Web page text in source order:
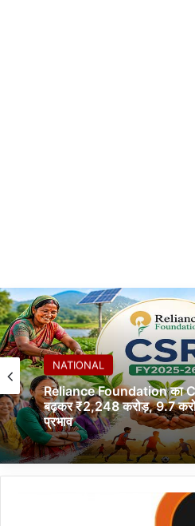
NATIONAL
Reliance Foundation का
बढ़कर ₹2,248 करोड़, 9.7
प्रभाव